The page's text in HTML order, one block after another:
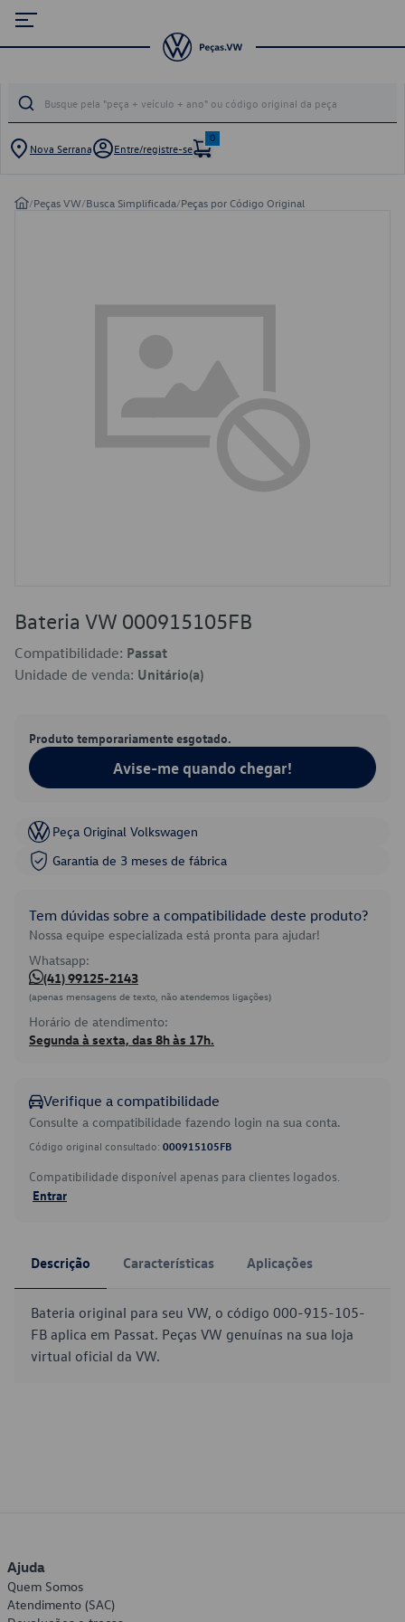
Nova Serrana Entre/registre-se
0
/Peças VW/Busca Simplificada/Peças por Código Original
Bateria VW 000915105FB
Compatibilidade: Passat
Unidade de venda: Unitário(a)
Produto temporariamente esgotado.
Avise-me quando chegar!
Peça Original Volkswagen
Garantia de 3 meses de fábrica
Tem dúvidas sobre a compatibilidade deste produto?
Nossa equipe especializada está pronta para ajudar!
Whatsapp:
(41) 99125-2143
(apenas mensagens de texto, não atendemos ligações)
Horário de atendimento:
Segunda à sexta, das 8h às 17h.
Verifique a compatibilidade
Consulte a compatibilidade fazendo login na sua conta.
Código original consultado: 000915105FB
Compatibilidade disponível apenas para clientes logados.
Entrar
Descrição Características Aplicações
Bateria original para seu VW, o código 000-915-105-
FB aplica em Passat. Peças VW genuínas na sua loja
virtual oficial da VW.
Ajuda
Quem Somos
Atendimento (SAC)